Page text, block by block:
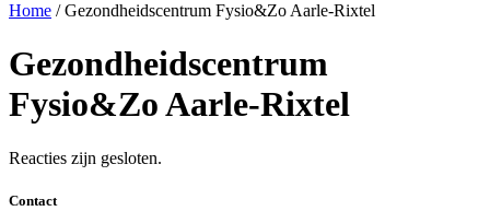
Home /Gezondheidscentrum Fysio&Zo Aarle-Rixtel
Gezondheidscentrum
Fysio&Zo Aarle-Rixtel
Reacties zijn gesloten.
Contact